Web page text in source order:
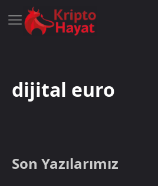
dijital euro
Son Yazılarımız